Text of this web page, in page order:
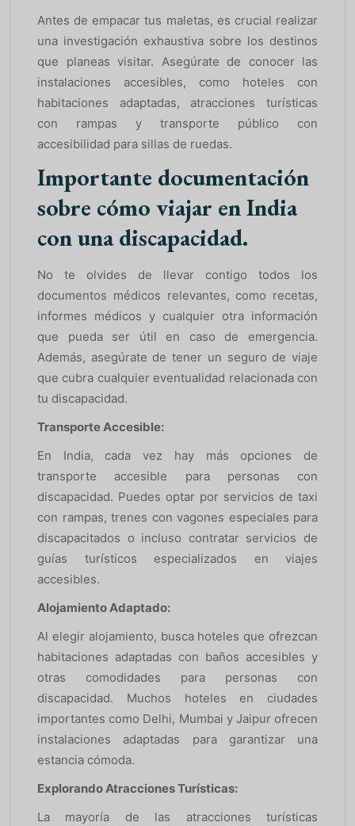
Antes de empacar tus maletas, es crucial realizar
una investigación exhaustiva sobre los destinos
que planeas visitar. Asegúrate de conocer las
instalaciones accesibles, como hoteles con
habitaciones adaptadas, atracciones turísticas
con rampas y transporte público con
accesibilidad para sillas de ruedas.
Importante documentación
sobre cómo viajar en India
con una discapacidad.
No te olvides de llevar contigo todos los
documentos médicos relevantes, como recetas,
informes médicos y cualquier otra información
que pueda ser útil en caso de emergencia.
Además, asegúrate de tener un seguro de viaje
que cubra cualquier eventualidad relacionada con
tu discapacidad.
Transporte Accesible:
En India, cada vez hay más opciones de
transporte accesible para personas con
discapacidad. Puedes optar por servicios de taxi
con rampas, trenes con vagones especiales para
discapacitados o incluso contratar servicios de
guías turísticos especializados en viajes
accesibles.
Alojamiento Adaptado:
Al elegir alojamiento, busca hoteles que ofrezcan
habitaciones adaptadas con baños accesibles y
otras comodidades para personas con
discapacidad. Muchos hoteles en ciudades
importantes como Delhi, Mumbai y Jaipur ofrecen
instalaciones adaptadas para garantizar una
estancia cómoda.
Explorando Atracciones Turísticas:
La mayoría de las atracciones turísticas